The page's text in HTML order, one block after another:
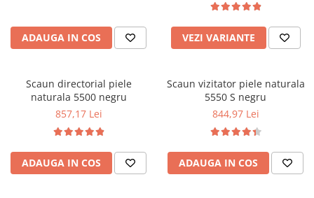
ADAUGA IN COS VEZI VARIANTE
Scaun directorial piele
naturala 5500 negru
857,17 Lei
ADAUGA IN COS
Scaun vizitator piele naturala
5550 S negru
844,97 Lei
ADAUGA IN COS